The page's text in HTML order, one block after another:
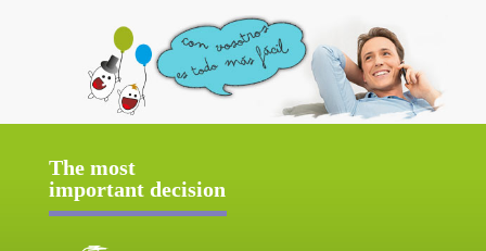
The most
important decision